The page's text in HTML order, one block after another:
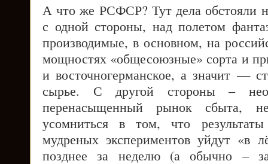
А что же РСФСР? Тут дела обстояли
с одной стороны, над полетом
производимые, в основном, на
мощностях «общесоюзные» сорта и
и восточногерманское, а значит —
сырье. С другой стороны –
перенасыщенный рынок сбыта,
усомниться в том, что
мудреных экспериментов уйдут «в
позднее за неделю (а обычно –